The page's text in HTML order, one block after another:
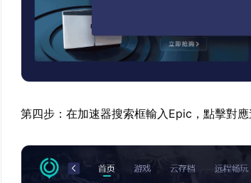
第四步：在加速器搜索框輸入Epic，點擊對應